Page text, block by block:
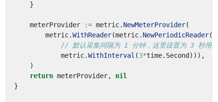
}
meterProvider := metric. NewMeterProvider(
metric.WithReader(metric. NewPeriodicReader(
// 默认采集间隔为 1 分钟，这里设置为 3 秒用
metric.WithInterval (3*time. Second ))),
)
return meterProvider,
nil
}